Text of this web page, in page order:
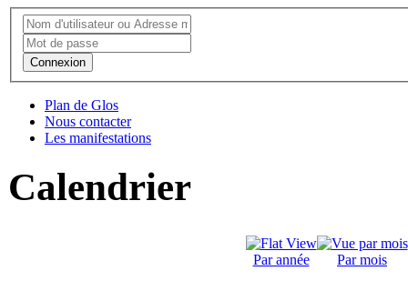
Connexion
Plan de Glos
Nous contacter
Les manifestations
Calendrier
Par année Par mois